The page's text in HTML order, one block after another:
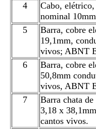
4
Cabo,
nominal
5
Barra, cobre
19,1mm,
vivos; ABNT
6
Barra, cobre
50,8mm
vivos, ABNT
7
Barra chata
3,18 x
cantos vivos.